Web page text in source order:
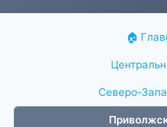
🏠
Северо-